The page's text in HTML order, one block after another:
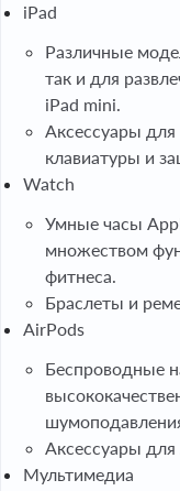
iPad
Различные
так и для
iPad mini.
Аксессуары для
клавиатуры и
Watch
Умные часы
множеством
фитнеса.
Браслеты и
AirPods
Беспроводные
Аксессуары
Мультимедиа